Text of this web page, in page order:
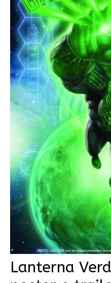
Lanterna